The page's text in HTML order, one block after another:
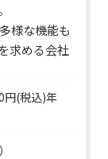
様な機能も
求める会社
円(税込)年